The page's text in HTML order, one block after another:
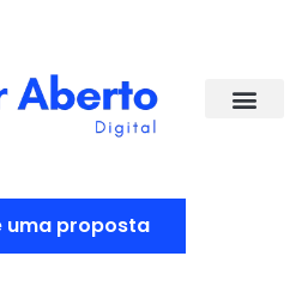
uma proposta